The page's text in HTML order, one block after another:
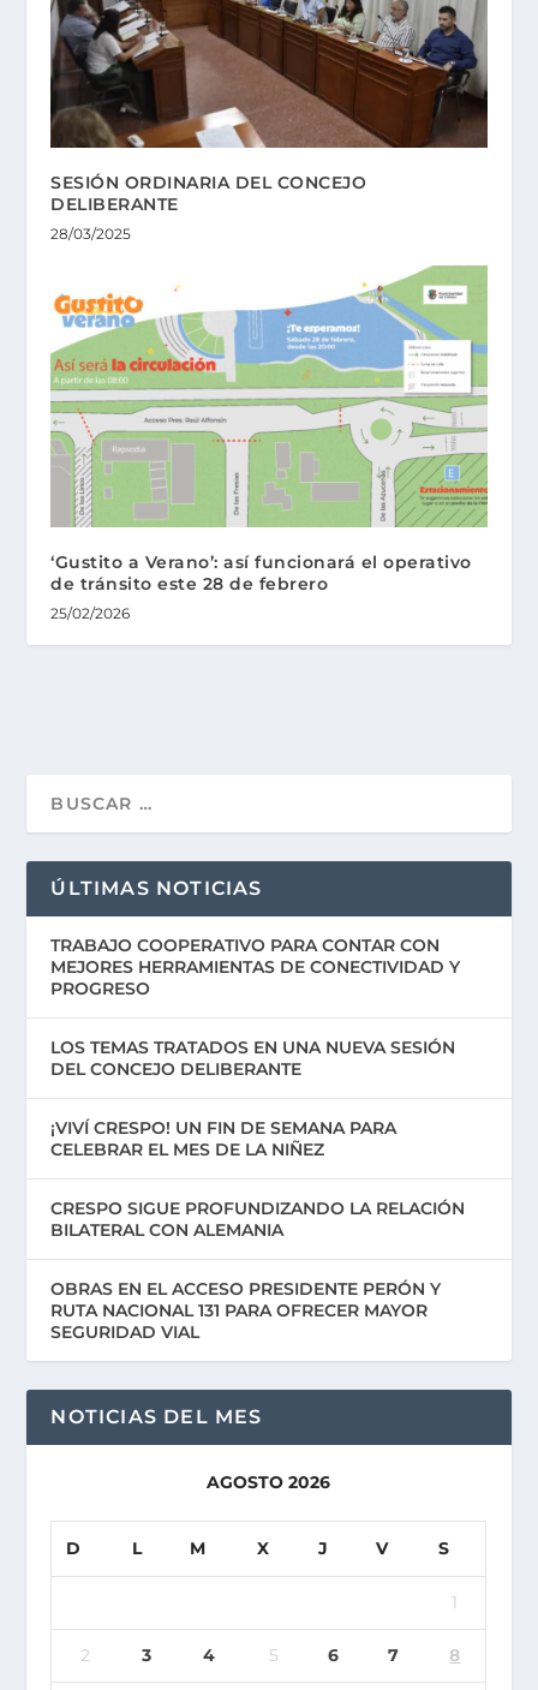
SESIÓN ORDINARIA DEL CONCEJO
DELIBERANTE
28/03/2025
‘Gustito a Verano’: así funcionará el operativo
de tránsito este 28 de febrero
25/02/2026
ÚLTIMAS NOTICIAS
TRABAJO COOPERATIVO PARA CONTAR CON
MEJORES HERRAMIENTAS DE CONECTIVIDAD Y
PROGRESO
LOS TEMAS TRATADOS EN UNA NUEVA SESIÓN
DEL CONCEJO DELIBERANTE
¡VIVÍ CRESPO! UN FIN DE SEMANA PARA
CELEBRAR EL MES DE LA NIÑEZ
CRESPO SIGUE PROFUNDIZANDO LA RELACIÓN
BILATERAL CON ALEMANIA
OBRAS EN EL ACCESO PRESIDENTE PERÓN Y
RUTA NACIONAL 131 PARA OFRECER MAYOR
SEGURIDAD VIAL
NOTICIAS DEL MES
AGOSTO 2026
D L M X J V S
1
2 3 4 5 6 7 8